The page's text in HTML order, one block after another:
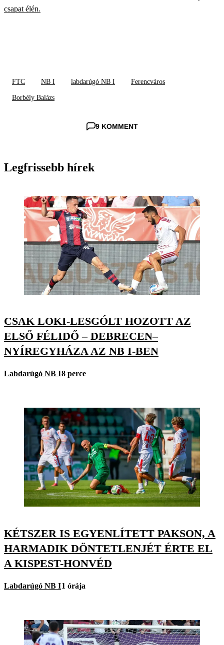
csapat élén.
FTC NB I labdarúgó NB I Ferencváros
Borbély Balázs
9 KOMMENT
Legfrissebb hírek
CSAK LOKI-LESGÓLT HOZOTT AZ
ELSŐ FÉLIDŐ – DEBRECEN–
NYÍREGYHÁZA AZ NB I-BEN
Labdarúgó NB I8 perce
KÉTSZER IS EGYENLÍTETT PAKSON, A
HARMADIK DÖNTETLENJÉT ÉRTE EL
A KISPEST-HONVÉD
Labdarúgó NB I1 órája